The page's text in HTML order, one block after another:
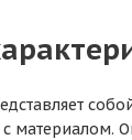
с материалом.